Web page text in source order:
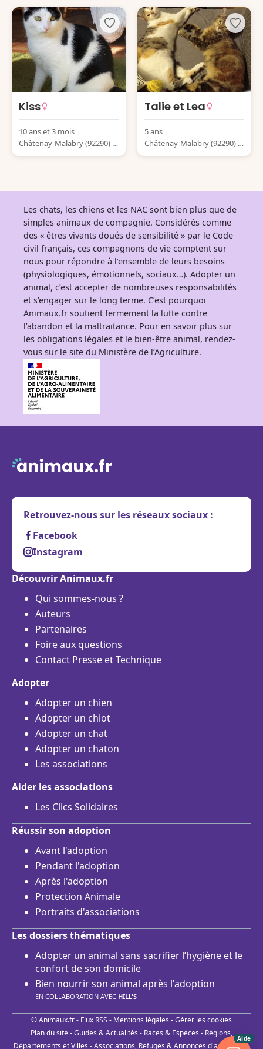
Kiss
10 ans et 3 mois
Châtenay-Malabry (92290) F
rance
Talie et Lea
5 ans
Châtenay-Malabry (92290) F
rance
Les chats, les chiens et les NAC sont bien plus que de
simples animaux de compagnie. Considérés comme
des « êtres vivants doués de sensibilité » par le Code
civil français, ces compagnons de vie comptent sur
nous pour répondre à l’ensemble de leurs besoins
(physiologiques, émotionnels, sociaux…). Adopter un
animal, c’est accepter de nombreuses responsabilités
et s’engager sur le long terme. C’est pourquoi
Animaux.fr soutient fermement la lutte contre
l’abandon et la maltraitance. Pour en savoir plus sur
les obligations légales et le bien-être animal, rendez-
vous sur le site du Ministère de l’Agriculture.
Retrouvez-nous sur les réseaux sociaux :
Facebook
Instagram
Découvrir Animaux.fr
Qui sommes-nous ?
Auteurs
Partenaires
Foire aux questions
Contact Presse et Technique
Adopter
Adopter un chien
Adopter un chiot
Adopter un chat
Adopter un chaton
Les associations
Aider les associations
Les Clics Solidaires
Réussir son adoption
Avant l'adoption
Pendant l'adoption
Après l'adoption
Protection Animale
Portraits d'associations
Les dossiers thématiques
Adopter un animal sans sacrifier l’hygiène et le
confort de son domicile
Bien nourrir son animal après l'adoption
EN COLLABORATION AVEC HILL'S
© Animaux.fr - Flux RSS - Mentions légales -Gérer les cookies
Plan du site-Guides & Actualités - Races & Espèces - Régions,
Départements et Villes -Associations, Refuges & Annonces d'adoptions-
Aide